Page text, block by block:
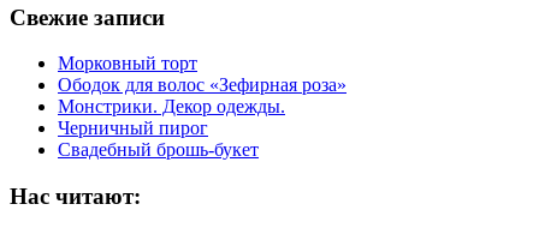
Свежие записи
Морковный торт
Ободок для волос «Зефирная роза»
Монстрики. Декор одежды.
Черничный пирог
Свадебный брошь-букет
Нас читают: